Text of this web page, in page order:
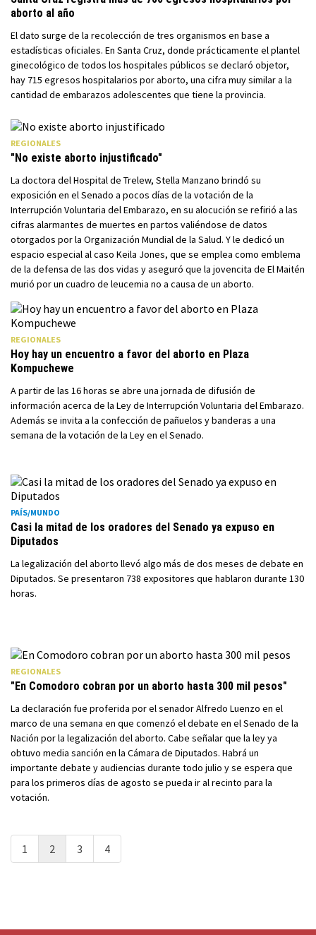
aborto al año
El dato surge de la recolección de tres organismos en base a
estadísticas oficiales. En Santa Cruz, donde prácticamente el plantel
ginecológico de todos los hospitales públicos se declaró objetor,
hay 715 egresos hospitalarios por aborto, una cifra muy similar a la
cantidad de embarazos adolescentes que tiene la provincia.
REGIONALES
"No existe aborto injustificado"
La doctora del Hospital de Trelew, Stella Manzano brindó su
exposición en el Senado a pocos días de la votación de la
Interrupción Voluntaria del Embarazo, en su alocución se refirió a las
cifras alarmantes de muertes en partos valiéndose de datos
otorgados por la Organización Mundial de la Salud. Y le dedicó un
espacio especial al caso Keila Jones, que se emplea como emblema
de la defensa de las dos vidas y aseguró que la jovencita de El Maitén
murió por un cuadro de leucemia no a causa de un aborto.
REGIONALES
Hoy hay un encuentro a favor del aborto en Plaza
Kompuchewe
A partir de las 16 horas se abre una jornada de difusión de
información acerca de la Ley de Interrupción Voluntaria del Embarazo.
Además se invita a la confección de pañuelos y banderas a una
semana de la votación de la Ley en el Senado.
PAÍS/MUNDO
Casi la mitad de los oradores del Senado ya expuso en
Diputados
La legalización del aborto llevó algo más de dos meses de debate en
Diputados. Se presentaron 738 expositores que hablaron durante 130
horas.
REGIONALES
"En Comodoro cobran por un aborto hasta 300 mil pesos"
La declaración fue proferida por el senador Alfredo Luenzo en el
marco de una semana en que comenzó el debate en el Senado de la
Nación por la legalización del aborto. Cabe señalar que la ley ya
obtuvo media sanción en la Cámara de Diputados. Habrá un
importante debate y audiencias durante todo julio y se espera que
para los primeros días de agosto se pueda ir al recinto para la
votación.
1 2 3 4